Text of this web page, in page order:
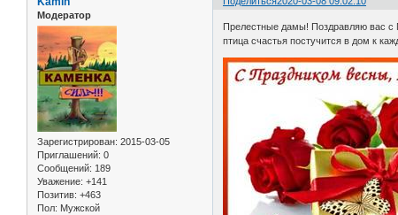
Модератор
Зарегистрирован: 2015-03-05
Приглашений: 0
Сообщений: 189
Уважение: +141
Позитив: +463
Пол: Мужской
Прелестные дамы! Поздравляю вас с
птица счастья постучится в дом к